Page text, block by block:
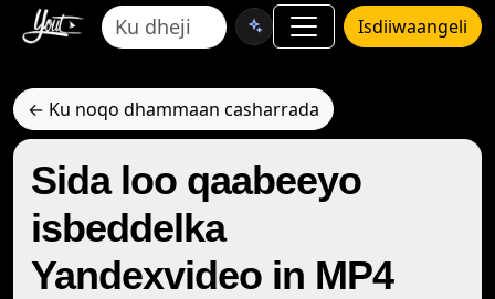
Isdiiwaangeli
← Ku noqo dhammaan casharrada
Sida loo qaabeeyo
isbeddelka
Yandexvideo in MP4